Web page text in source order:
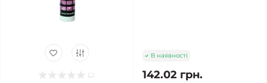
В наявності
142.02 грн.